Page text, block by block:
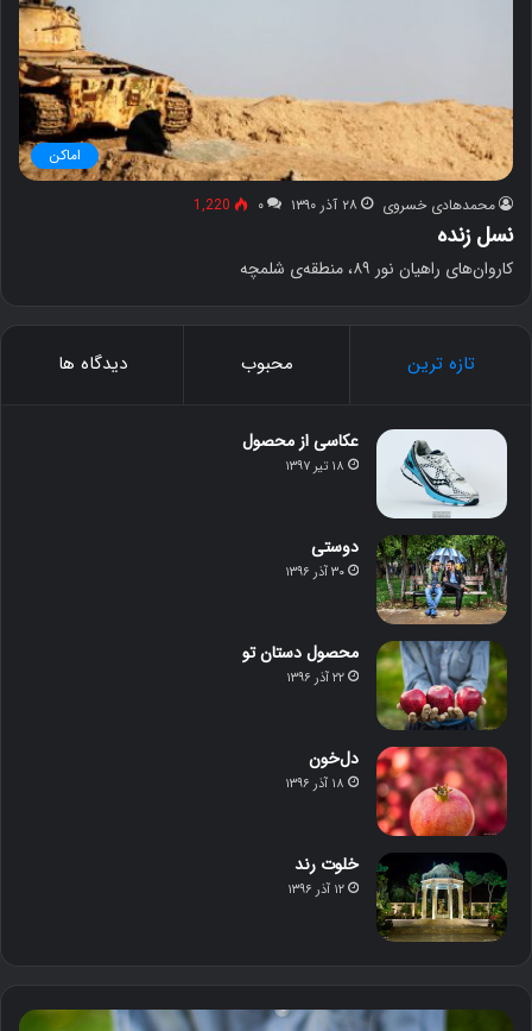
اماکن
محمدهادی خسروی ۲۸ آذر ۱۳۹۰ ۰ 1,220
نسل زنده
کاروان‌های راهیان نور ۸۹، منطقه‌ی شلمچه
تازه ترین محبوب دیدگاه ها
عکاسی از محصول
۱۸ تیر ۱۳۹۷
دوستی
۳۰ آذر ۱۳۹۶
محصول دستان تو
۲۲ آذر ۱۳۹۶
دل‌خون
۱۸ آذر ۱۳۹۶
خلوت رند
۱۲ آذر ۱۳۹۶
م